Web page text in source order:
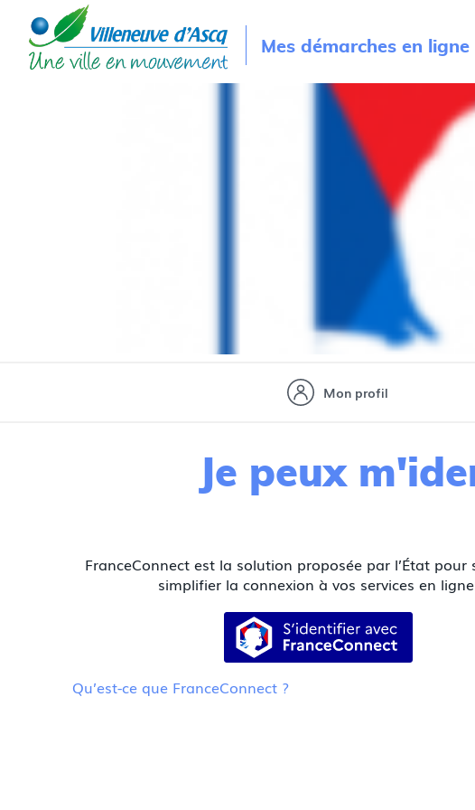
Mes démarches en ligne
Mon profil
Je peux
FranceConnect est la solution proposée par l’État pour
simplifier la connexion à vos services en
S’identifier avec
Qu’est-ce que FranceConnect ?